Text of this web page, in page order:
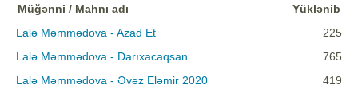
Müğənni / Mahnı adı
Yüklənib
Lalə Məmmədova - Azad Et
225
Lalə Məmmədova - Darıxacaqsan
765
Lalə Məmmədova - Əvəz Eləmir 2020
419